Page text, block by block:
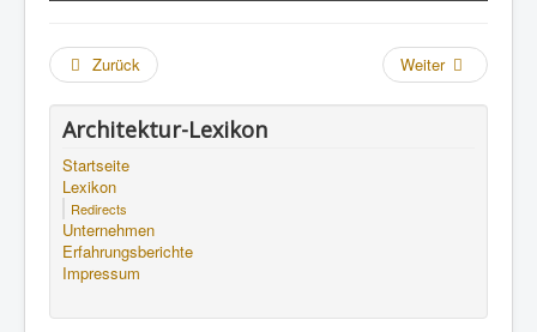
Zurück Weiter
Architektur-Lexikon
Startseite
Lexikon
Redirects
Unternehmen
Erfahrungsberichte
Impressum